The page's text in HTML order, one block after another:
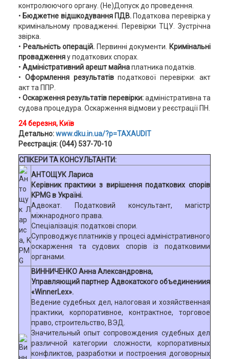
контролюючого органу. (Не)Допуск до проведення.
• Бюджетне відшкодування ПДВ. Податкова перевірка у
кримінальному провадженні. Перевірки ТЦУ. Зустрічна
звірка.
• Реальність операцій. Первинні документи.
Кримінальні
провадженняу податкових спорах.
• Адміністративний арешт майнаплатника податків.
• Оформлення результатівподаткової перевірки: акт
акт та ППР.
• Оскарження результатівперевірки:адміністративна та
судова процедура. Оскарження відмови у реєстрації ПН.
24 березня, Київ
Детально:www.dku.in.ua/?p=TAXAUDIT
Реєстрація: (044) 537-70-10
СПІКЕРИ ТА КОНСУЛЬТАНТИ:
АНТОЩУК Лариса
Керівник практики з вирішення податкових спорів
KPMG в Україні.
Адвокат. Податковий консультант, магістр
міжнародного права.
Спеціалізація: податкові спори.
Cупроводжує платників у процесі адміністративного
оскарження та судових спорів із податковими
органами.
ВИННИЧЕНКО Анна Александровна,
Управляющий партнер Адвокатского объединениия
«WinnerLex».
Ведение судебных дел, налоговая и хозяйственная
практики, корпоративное, контрактное, торговое
право, строительство, ВЭД.
Значительный опыт сопровождения судебных дел
различной категории сложности, корпоративных
конфликтов, разработки и построения договорных